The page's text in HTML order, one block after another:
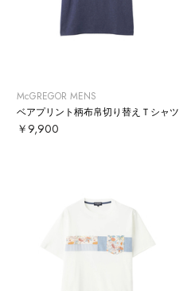
McGREGOR MENS
ベアプリント柄布帛切り替えＴシャツ
￥9,900